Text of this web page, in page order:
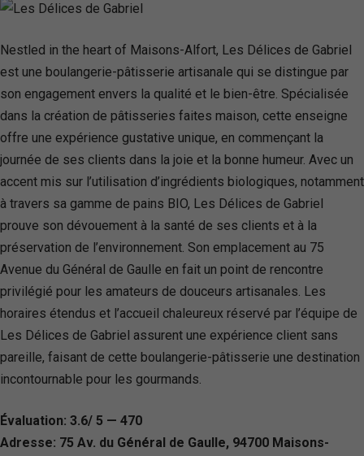
Nestled in the heart of Maisons-Alfort, Les Délices de Gabriel
est une boulangerie-pâtisserie artisanale qui se distingue par
son engagement envers la qualité et le bien-être. Spécialisée
dans la création de pâtisseries faites maison, cette enseigne
offre une expérience gustative unique, en commençant la
journée de ses clients dans la joie et la bonne humeur. Avec un
accent mis sur l’utilisation d’ingrédients biologiques, notamment
à travers sa gamme de pains BIO, Les Délices de Gabriel
prouve son dévouement à la santé de ses clients et à la
préservation de l’environnement. Son emplacement au 75
Avenue du Général de Gaulle en fait un point de rencontre
privilégié pour les amateurs de douceurs artisanales. Les
horaires étendus et l’accueil chaleureux réservé par l’équipe de
Les Délices de Gabriel assurent une expérience client sans
pareille, faisant de cette boulangerie-pâtisserie une destination
incontournable pour les gourmands.
Évaluation: 3.6/ 5 — 470
Adresse: 75 Av. du Général de Gaulle, 94700 Maisons-